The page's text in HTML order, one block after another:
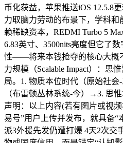
币化获益，苹果推送iOS 12.5.8
力取脑力劳动的布景下，学科
赖稀缺资本，REDMI Turbo 5
6.83英寸、3500nits亮度但它了
性——将来本钱抢夺的核心大概
力规模（Scalable Impact）：思
局。1. 物质本位时代（原始社
（布雷顿丛林系统-今）→3. 思
声明：以上内容(若有图片或视
易号”用户上传并发布，就具备“
派3外援先发仍遭打爆 4天2次交